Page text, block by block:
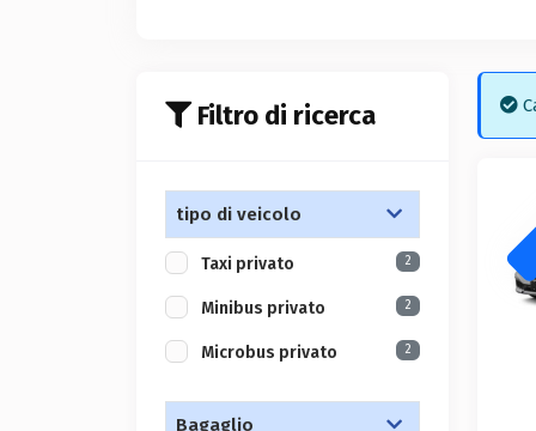
Filtro di ricerca
tipo di veicolo
Taxi privato 2
Minibus privato 2
Microbus privato 2
Bagaglio